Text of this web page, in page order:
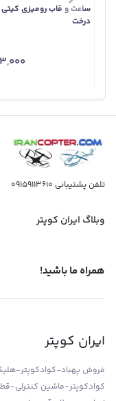
ساعت و قاب رومیزی
درخت
تلفن پشتیبانی 09159113610
وبلاگ ایران کوپتر
همراه ما باشید!
ایران کوپتر
فروش پهباد-کوادکوپتر-
کوادکوپتر-ماشین کنترلی-